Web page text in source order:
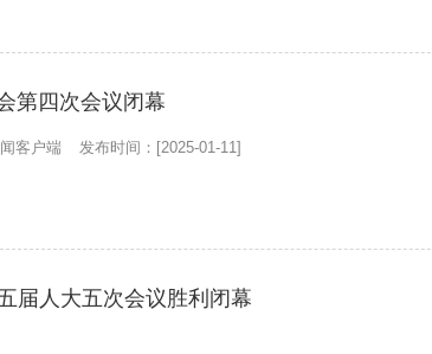
第四次会议闭幕
客户端 发布时间：[2025-01-11]
届人大五次会议胜利闭幕
贫大作为